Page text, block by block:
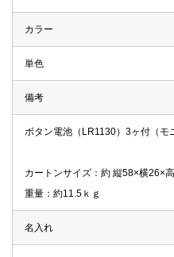
カラー
単色
備考
ボタン電池（LR1130）3ヶ付（モ
カートンサイズ：約 縦58×横26×
重量：約11.5ｋｇ
名入れ